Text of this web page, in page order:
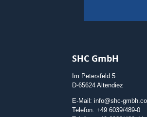
SHC GmbH
Im Petersfeld 5
D-65624 Altendiez
E-Mail: info@shc-
Telefon: +49 6039/489-0